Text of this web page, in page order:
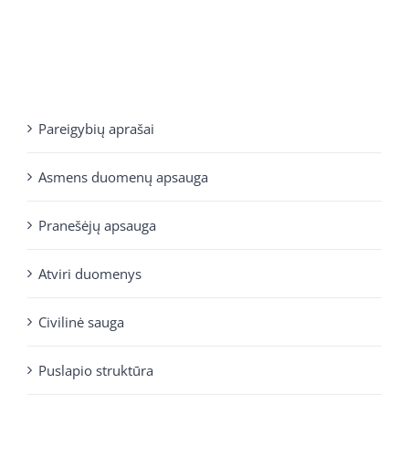
Pareigybių aprašai
Asmens duomenų apsauga
Pranešėjų apsauga
Atviri duomenys
Civilinė sauga
Puslapio struktūra